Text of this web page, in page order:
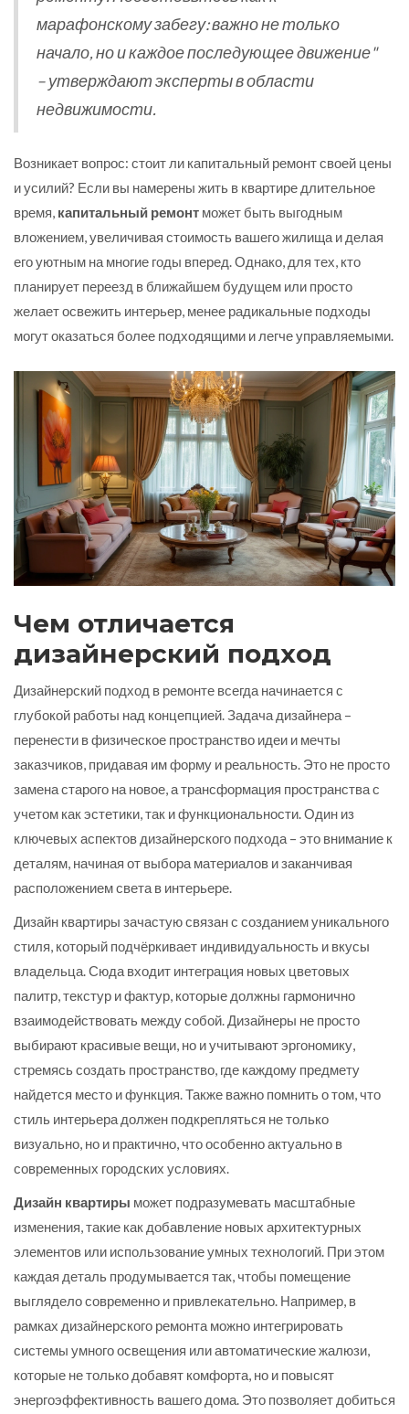
марафонскому забегу: важно не только
начало, но и каждое последующее движение"
– утверждают эксперты в области
недвижимости.
Возникает вопрос: стоит ли капитальный ремонт своей цены
и усилий? Если вы намерены жить в квартире длительное
время, капитальный ремонт может быть выгодным
вложением, увеличивая стоимость вашего жилища и делая
его уютным на многие годы вперед. Однако, для тех, кто
планирует переезд в ближайшем будущем или просто
желает освежить интерьер, менее радикальные подходы
могут оказаться более подходящими и легче управляемыми.
Чем отличается
дизайнерский подход
Дизайнерский подход в ремонте всегда начинается с
глубокой работы над концепцией. Задача дизайнера –
перенести в физическое пространство идеи и мечты
заказчиков, придавая им форму и реальность. Это не просто
замена старого на новое, а трансформация пространства с
учетом как эстетики, так и функциональности. Один из
ключевых аспектов дизайнерского подхода – это внимание к
деталям, начиная от выбора материалов и заканчивая
расположением света в интерьере.
Дизайн квартиры зачастую связан с созданием уникального
стиля, который подчёркивает индивидуальность и вкусы
владельца. Сюда входит интеграция новых цветовых
палитр, текстур и фактур, которые должны гармонично
взаимодействовать между собой. Дизайнеры не просто
выбирают красивые вещи, но и учитывают эргономику,
стремясь создать пространство, где каждому предмету
найдется место и функция. Также важно помнить о том, что
стиль интерьера должен подкрепляться не только
визуально, но и практично, что особенно актуально в
современных городских условиях.
Дизайн квартиры может подразумевать масштабные
изменения, такие как добавление новых архитектурных
элементов или использование умных технологий. При этом
каждая деталь продумывается так, чтобы помещение
выглядело современно и привлекательно. Например, в
рамках дизайнерского ремонта можно интегрировать
системы умного освещения или автоматические жалюзи,
которые не только добавят комфорта, но и повысят
энергоэффективность вашего дома. Это позволяет добиться